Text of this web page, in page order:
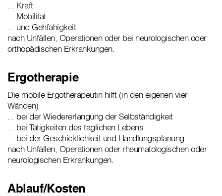
... Kraft
... Mobilität
... und Gehfähigkeit
nach Unfällen, Operationen oder bei neurologischen oder
orthopädischen Erkrankungen.
Ergotherapie
Die mobile Ergotherapeutin hilft (in den eigenen vier
Wänden)
... bei der Wiedererlangung der Selbständigkeit
... bei Tätigkeiten des täglichen Lebens
... bei der Geschicklichkeit und Handlungsplanung
nach Unfällen, Operationen oder rheumatologischen oder
neurologischen Erkrankungen.
Ablauf/Kosten